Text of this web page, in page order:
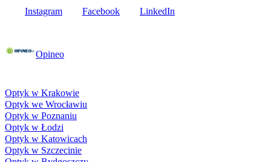
Instagram Facebook LinkedIn
Opineo
Optyk w Krakowie
Optyk we Wrocławiu
Optyk w Poznaniu
Optyk w Łodzi
Optyk w Katowicach
Optyk w Szczecinie